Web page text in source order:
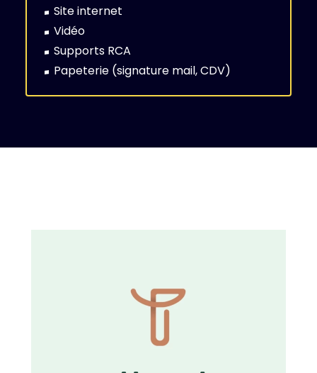
Site internet
Vidéo
Supports RCA
Papeterie (signature mail, CDV)